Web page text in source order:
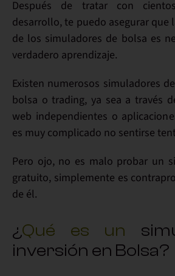
Después de tratar con
desarrollo, te puedo asegurar que
de los simuladores de bolsa es
verdadero aprendizaje.
Existen numerosos simuladores
bolsa o trading, ya sea a través
web independientes o
es muy complicado no sentirse
Pero ojo, no es malo probar un
gratuito, simplemente es
de él.
¿Qué es un
inversión en Bolsa?